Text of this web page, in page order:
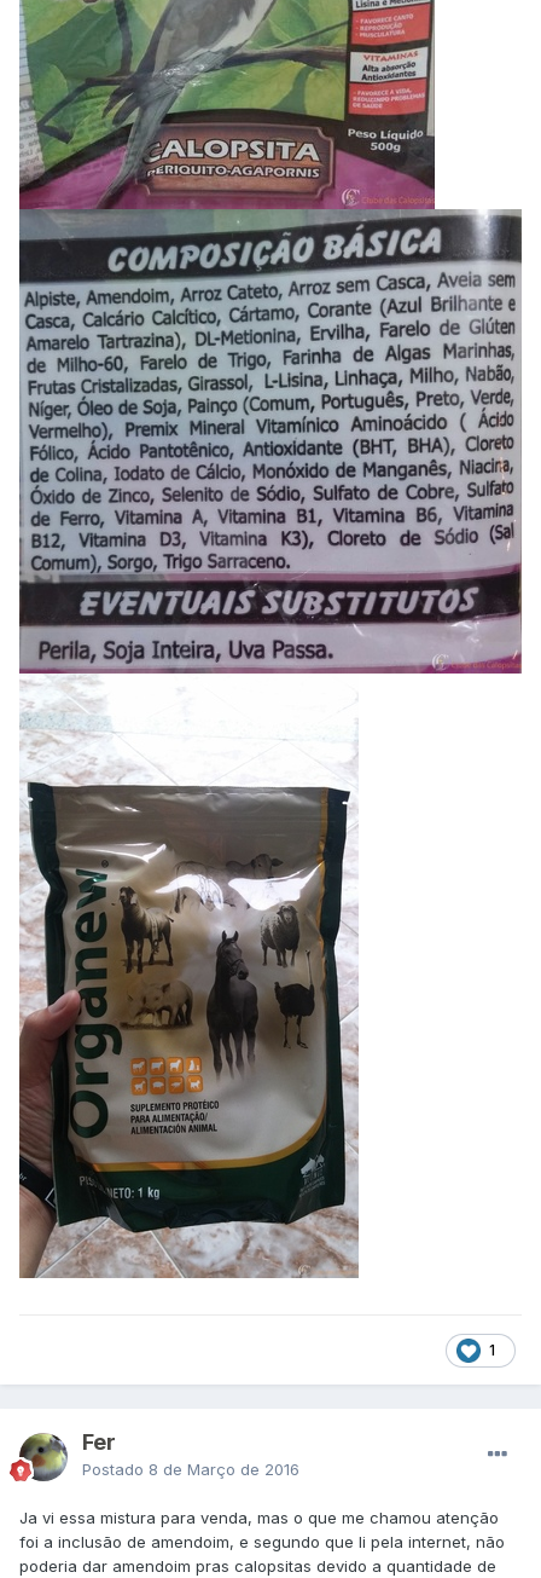
1
Fer
Postado 8 de Março de 2016
Ja vi essa mistura para venda, mas o que me chamou atenção
foi a inclusão de amendoim, e segundo que li pela internet, não
poderia dar amendoim pras calopsitas devido a quantidade de